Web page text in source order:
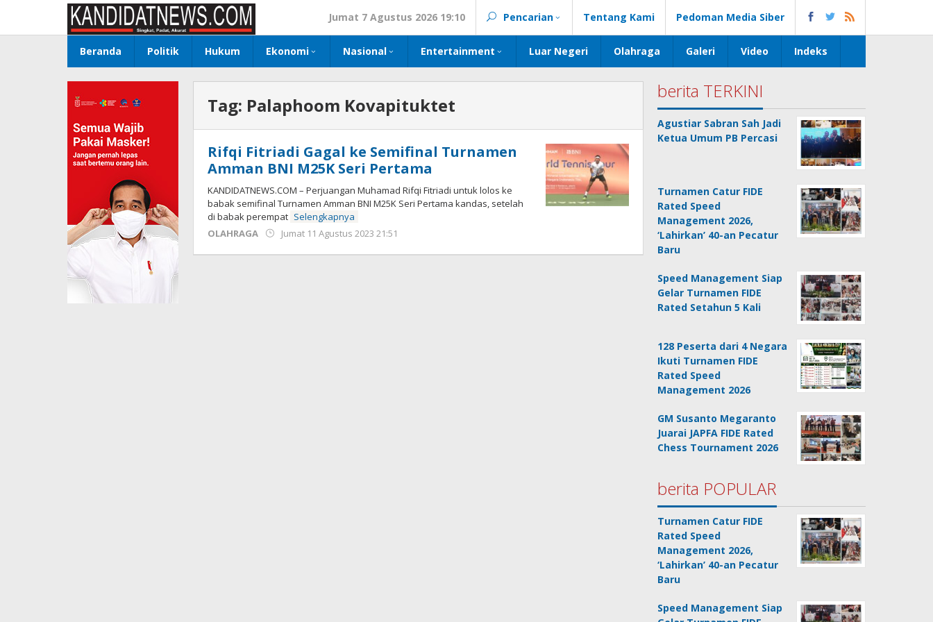
konten
Jumat 7 Agustus 2026 19:10 Pencarian Tentang Kami Pedoman Media Siber
Beranda Politik Hukum Ekonomi Nasional Entertainment Luar Negeri Olahraga Galeri Video Indeks
Tag: Palaphoom Kovapituktet
Rifqi Fitriadi Gagal ke Semifinal Turnamen
Amman BNI M25K Seri Pertama
KANDIDATNEWS.COM – Perjuangan Muhamad Rifqi Fitriadi untuk lolos ke
babak semifinal Turnamen Amman BNI M25K Seri Pertama kandas, setelah
di babak perempat Selengkapnya
OLAHRAGA
Jumat 11 Agustus 2023 21:51
Jackson
berita TERKINI
Agustiar Sabran Sah Jadi
Ketua Umum PB Percasi
Turnamen Catur FIDE
Rated Speed
Management 2026,
‘Lahirkan’ 40-an Pecatur
Baru
Speed Management Siap
Gelar Turnamen FIDE
Rated Setahun 5 Kali
128 Peserta dari 4 Negara
Ikuti Turnamen FIDE
Rated Speed
Management 2026
GM Susanto Megaranto
Juarai JAPFA FIDE Rated
Chess Tournament 2026
berita POPULAR
Turnamen Catur FIDE
Rated Speed
Management 2026,
‘Lahirkan’ 40-an Pecatur
Baru
Speed Management Siap